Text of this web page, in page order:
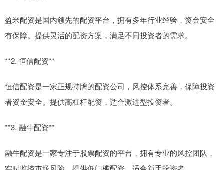
盈米配资是国内领先的配资平台，拥有多年行业经验，资金安全
有保障。提供灵活的配资方案，满足不同投资者的需求。
**2. 恒信配资**
恒信配资是一家正规持牌的配资公司，风控体系完善，保障投资
者资金安全。提供高杠杆配资，适合激进型投资者。
**3. 融牛配资**
融牛配资是一家专注于股票配资的平台，拥有专业的风控团队，